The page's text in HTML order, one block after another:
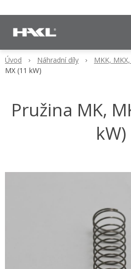
Úvod Náhradní díly MKK,
MX (11 kW)
Pružina MK,
kW)